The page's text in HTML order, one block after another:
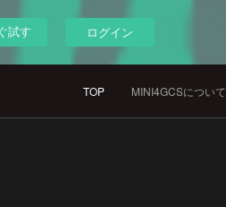
試す ログイン
TOP MINI4GCSについて